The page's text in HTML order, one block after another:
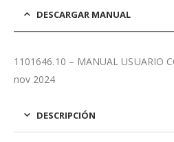
DESCARGAR MANUAL
1101646.10 – MANUAL USUARIO
nov 2024
DESCRIPCIÓN